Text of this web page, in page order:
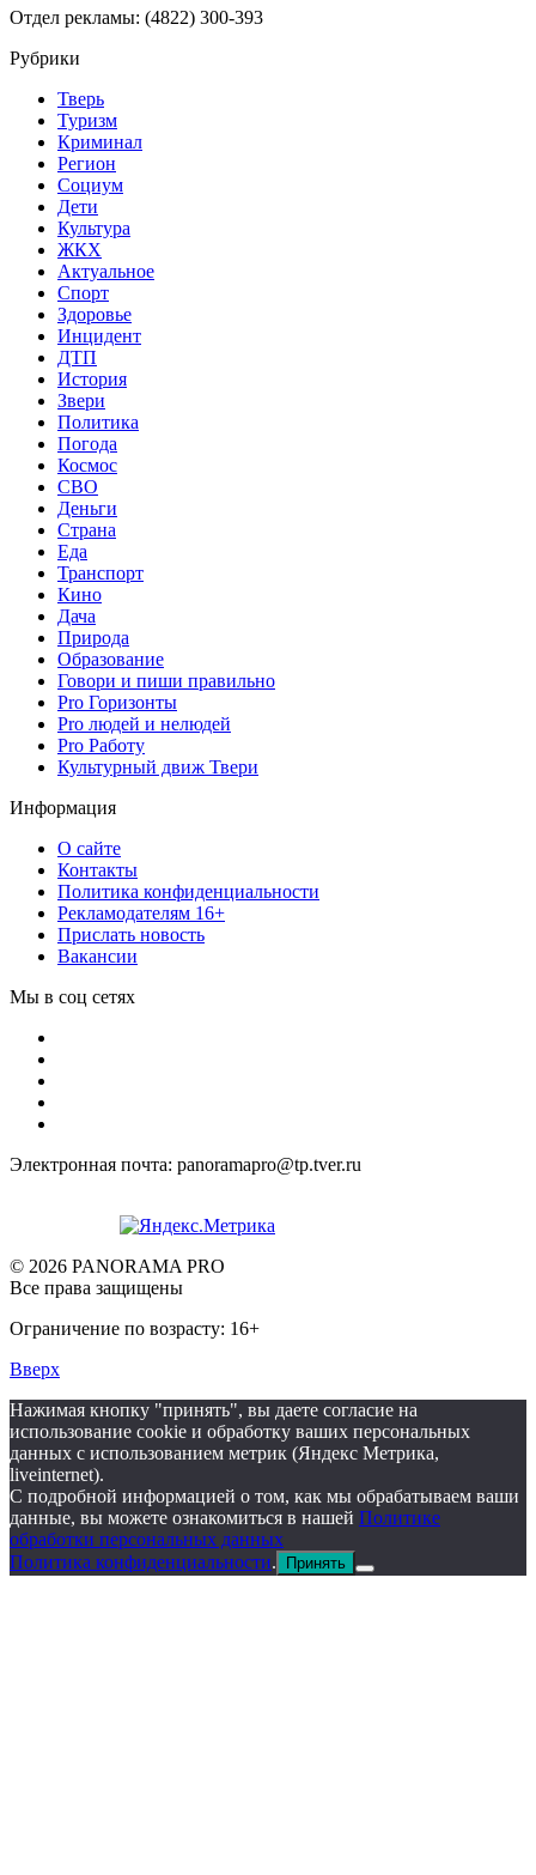
Отдел рекламы: (4822) 300-393
Рубрики
Тверь
Туризм
Криминал
Регион
Социум
Дети
Культура
ЖКХ
Актуальное
Спорт
Здоровье
Инцидент
ДТП
История
Звери
Политика
Погода
Космос
СВО
Деньги
Страна
Еда
Транспорт
Кино
Дача
Природа
Образование
Говори и пиши правильно
Pro Горизонты
Pro людей и нелюдей
Pro Работу
Культурный движ Твери
Информация
О сайте
Контакты
Политика конфиденциальности
Рекламодателям 16+
Прислать новость
Вакансии
Мы в соц сетях
Электронная почта: panoramapro@tp.tver.ru
© 2026 PANORAMA PRO
Все права защищены
Ограничение по возрасту: 16+
Вверх
Нажимая кнопку "принять", вы даете согласие на
использование cookie и обработку ваших персональных
данных с использованием метрик (Яндекс Метрика,
liveinternet).
С подробной информацией о том, как мы обрабатываем ваши
данные, вы можете ознакомиться в нашей Политике
обработки персональных данных
Политика конфиденциальности. Принять